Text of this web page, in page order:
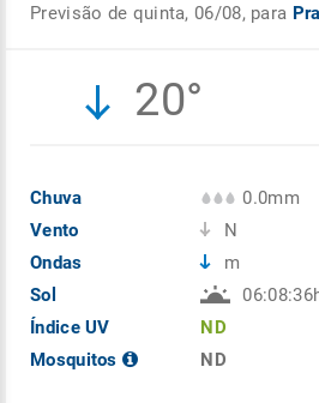
Previsão de quinta, 06/08, para
20°
Chuva
Vento
Ondas
Sol
Índice UV
Mosquitos
0.0mm
N
m
ND
ND